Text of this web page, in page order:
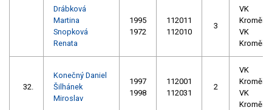
Drábková
Martina
Snopková
Renata
1995
1972
112011
112010
3
VK
Kroměříž
VK
Kroměříž
32.
Konečný Daniel
Šilhánek
Miroslav
1997
1998
112001
112031
2
VK
Kroměříž
VK
Kroměříž